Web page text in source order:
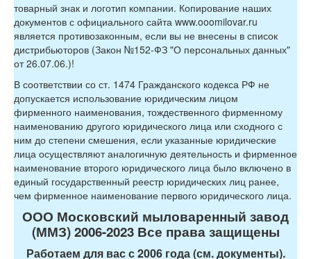
товарный знак и логотип компании. Копирование наших
документов с официального сайта www.ooomilovar.ru
является противозаконным, если вы не внесены в список
дистрибьюторов (Закон №152-ФЗ "О персональных данных"
от 26.07.06.)!
В соответствии со ст. 1474 Гражданского кодекса РФ не
допускается использование юридическим лицом
фирменного наименования, тождественного фирменному
наименованию другого юридического лица или сходного с
ним до степени смешения, если указанные юридические
лица осуществляют аналогичную деятельность и фирменное
наименование второго юридического лица было включено в
единый государственный реестр юридических лиц ранее,
чем фирменное наименование первого юридического лица.
ООО Московский мыловаренный завод
(ММЗ) 2006-2023 Все права защищены
Работаем для вас с 2006 года (см. документы).